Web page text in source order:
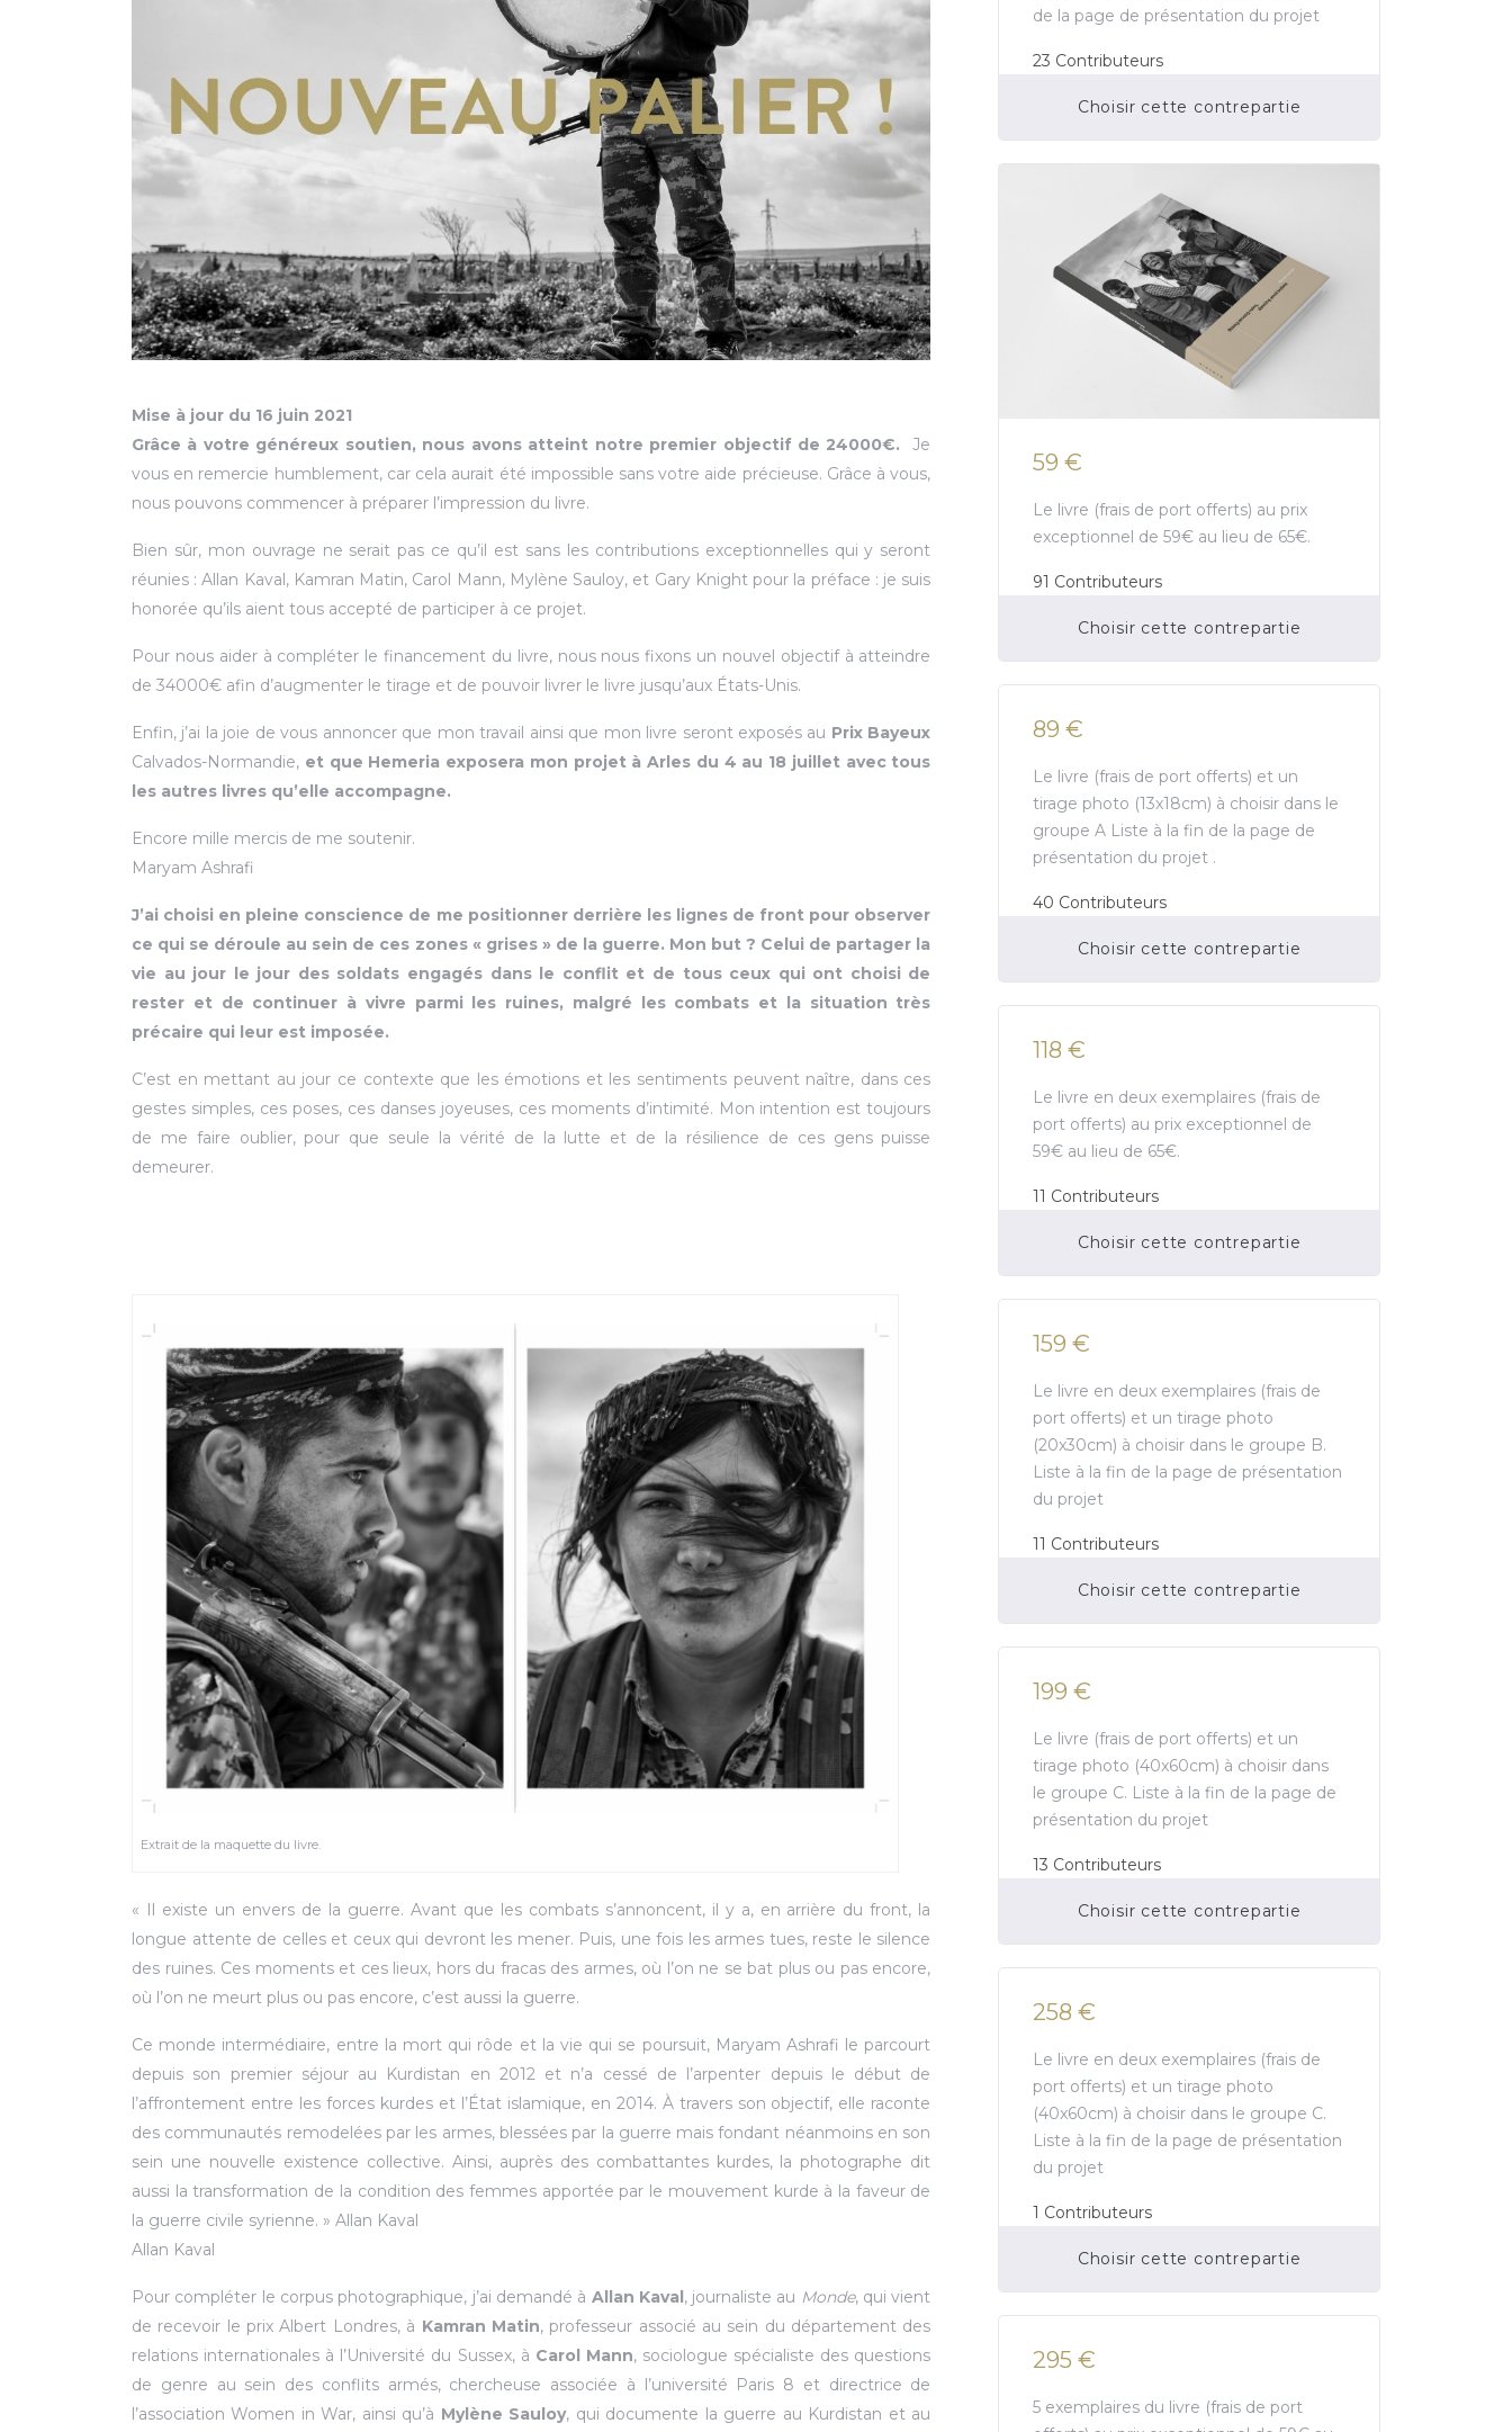
Mise à jour du 16 juin 2021
Grâce à votre généreux soutien, nous avons atteint notre premier objectif de 24000€.
Je
vous en remercie humblement, car cela aurait été impossible sans votre aide précieuse. Grâce à vous,
nous pouvons commencer à préparer l’impression du livre.
Bien sûr, mon ouvrage ne serait pas ce qu’il est sans les contributions exceptionnelles qui y seront
réunies : Allan Kaval, Kamran Matin, Carol Mann, Mylène Sauloy, et Gary Knight pour la préface : je suis
honorée qu’ils aient tous accepté de participer à ce projet.
Pour nous aider à compléter le financement du livre, nous nous fixons un nouvel objectif à atteindre
de 34000€ afin d’augmenter le tirage et de pouvoir livrer le livre jusqu’aux États-Unis.
Enfin, j’ai la joie de vous annoncer que mon travail ainsi que mon livre seront exposés au Prix Bayeux
Calvados-Normandie, et que Hemeria exposera mon projet à Arles du 4 au 18 juillet avec tous
les autres livres qu’elle accompagne.
Encore mille mercis de me soutenir.
Maryam Ashrafi
J’ai choisi en pleine conscience de me positionner derrière les lignes de front pour observer
ce qui se déroule au sein de ces zones « grises » de la guerre. Mon but ? Celui de partager la
vie au jour le jour des soldats engagés dans le conflit et de tous ceux qui ont choisi de
rester et de continuer à vivre parmi les ruines, malgré les combats et la situation très
précaire qui leur est imposée.
C’est en mettant au jour ce contexte que les émotions et les sentiments peuvent naître, dans ces
gestes simples, ces poses, ces danses joyeuses, ces moments d’intimité. Mon intention est toujours
de me faire oublier, pour que seule la vérité de la lutte et de la résilience de ces gens puisse
demeurer.
Extrait de la maquette du livre.
« Il existe un envers de la guerre. Avant que les combats s’annoncent, il y a, en arrière du front, la
longue attente de celles et ceux qui devront les mener. Puis, une fois les armes tues, reste le silence
des ruines. Ces moments et ces lieux, hors du fracas des armes, où l’on ne se bat plus ou pas encore,
où l’on ne meurt plus ou pas encore, c’est aussi la guerre.
Ce monde intermédiaire, entre la mort qui rôde et la vie qui se poursuit, Maryam Ashrafi le parcourt
depuis son premier séjour au Kurdistan en 2012 et n’a cessé de l’arpenter depuis le début de
l’affrontement entre les forces kurdes et l’État islamique, en 2014. À travers son objectif, elle raconte
des communautés remodelées par les armes, blessées par la guerre mais fondant néanmoins en son
sein une nouvelle existence collective. Ainsi, auprès des combattantes kurdes, la photographe dit
aussi la transformation de la condition des femmes apportée par le mouvement kurde à la faveur de
la guerre civile syrienne. » Allan Kaval
Allan Kaval
Pour compléter le corpus photographique, j’ai demandé à Allan Kaval, journaliste au Monde, qui vient
de recevoir le prix Albert Londres, à Kamran Matin, professeur associé au sein du département des
relations internationales à l’Université du Sussex, à Carol Mann, sociologue spécialiste des questions
de genre au sein des conflits armés, chercheuse associée à l’université Paris 8 et directrice de
l’association Women in War, ainsi qu’à Mylène Sauloy, qui documente la guerre au Kurdistan et au
de la page de présentation du projet
23 Contributeurs
Choisir cette contrepartie
Financement participatif terminé.
59 €
Le livre (frais de port offerts) au prix
exceptionnel de 59€ au lieu de 65€.
91 Contributeurs
Choisir cette contrepartie
Financement participatif terminé.
89 €
Le livre (frais de port offerts) et un
tirage photo (13x18cm) à choisir dans le
groupe A Liste à la fin de la page de
présentation du projet .
40 Contributeurs
Choisir cette contrepartie
Financement participatif terminé.
118 €
Le livre en deux exemplaires (frais de
port offerts) au prix exceptionnel de
59€ au lieu de 65€.
11 Contributeurs
Choisir cette contrepartie
Financement participatif terminé.
159 €
Le livre en deux exemplaires (frais de
port offerts) et un tirage photo
(20x30cm) à choisir dans le groupe B.
Liste à la fin de la page de présentation
du projet
11 Contributeurs
Choisir cette contrepartie
Financement participatif terminé.
199 €
Le livre (frais de port offerts) et un
tirage photo (40x60cm) à choisir dans
le groupe C. Liste à la fin de la page de
présentation du projet
13 Contributeurs
Choisir cette contrepartie
Financement participatif terminé.
258 €
Le livre en deux exemplaires (frais de
port offerts) et un tirage photo
(40x60cm) à choisir dans le groupe C.
Liste à la fin de la page de présentation
du projet
1 Contributeurs
Choisir cette contrepartie
Financement participatif terminé.
295 €
5 exemplaires du livre (frais de port